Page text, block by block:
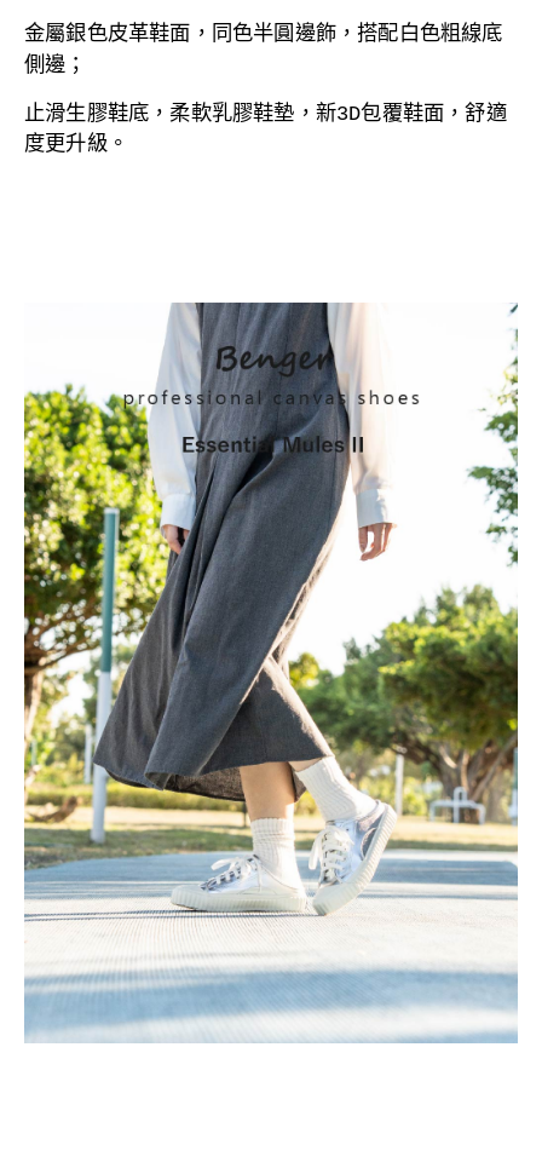
金屬銀色皮革鞋面，同色半圓邊飾，搭配白色粗線底
側邊；
止滑生膠鞋底， 柔軟乳膠鞋墊， 新3D包覆鞋面，舒適
度更升級。